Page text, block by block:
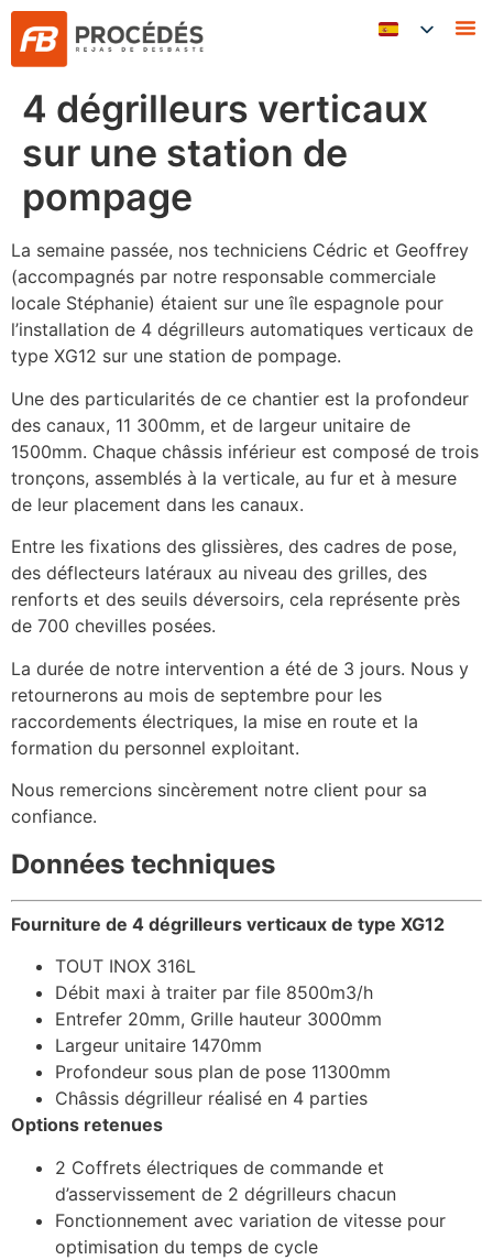
4 dégrilleurs verticaux
sur une station de
pompage
La semaine passée, nos techniciens Cédric et Geoffrey
(accompagnés par notre responsable commerciale
locale Stéphanie) étaient sur une île espagnole pour
l’installation de 4 dégrilleurs automatiques verticaux de
type XG12 sur une station de pompage.
Une des particularités de ce chantier est la profondeur
des canaux, 11 300mm, et de largeur unitaire de
1500mm. Chaque châssis inférieur est composé de trois
tronçons, assemblés à la verticale, au fur et à mesure
de leur placement dans les canaux.
Entre les fixations des glissières, des cadres de pose,
des déflecteurs latéraux au niveau des grilles, des
renforts et des seuils déversoirs, cela représente près
de 700 chevilles posées.
La durée de notre intervention a été de 3 jours. Nous y
retournerons au mois de septembre pour les
raccordements électriques, la mise en route et la
formation du personnel exploitant.
Nous remercions sincèrement notre client pour sa
confiance.
Données techniques
Fourniture de 4 dégrilleurs verticaux de type XG12
TOUT INOX 316L
Débit maxi à traiter par file 8500m3/h
Entrefer 20mm, Grille hauteur 3000mm
Largeur unitaire 1470mm
Profondeur sous plan de pose 11300mm
Châssis dégrilleur réalisé en 4 parties
Options retenues
2 Coffrets électriques de commande et
d’asservissement de 2 dégrilleurs chacun
Fonctionnement avec variation de vitesse pour
optimisation du temps de cycle